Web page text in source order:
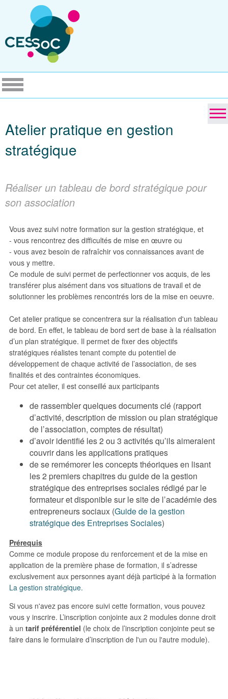
Atelier pratique en gestion
stratégique
Réaliser un tableau de bord stratégique pour
son association
Vous avez suivi notre formation sur la gestion stratégique, et
- vous rencontrez des difficultés de mise en œuvre ou
- vous avez besoin de rafraîchir vos connaissances avant de
vous y mettre.
Ce module de suivi permet de perfectionner vos acquis, de les
transférer plus aisément dans vos situations de travail et de
solutionner les problèmes rencontrés lors de la mise en oeuvre.
Cet atelier pratique se concentrera sur la réalisation d'un tableau
de bord. En effet, le tableau de bord sert de base à la réalisation
d’un plan stratégique. Il permet de fixer des objectifs
stratégiques réalistes tenant compte du potentiel de
développement de chaque activité de l’association, de ses
finalités et des contraintes économiques.
Pour cet atelier, il est conseillé aux participants
de rassembler quelques documents clé (rapport
d’activité, description de mission ou plan stratégique
de l’association, comptes de résultat)
d’avoir identifié les 2 ou 3 activités qu’ils aimeraient
couvrir dans les applications pratiques
de se remémorer les concepts théoriques en lisant
les 2 premiers chapitres du guide de la gestion
stratégique des entreprises sociales rédigé par le
formateur et disponible sur le site de l’académie des
entrepreneurs sociaux (Guide de la gestion
stratégique des Entreprises Sociales)
Prérequis
Comme ce module propose du renforcement et de la mise en
application de la première phase de formation, il s’adresse
exclusivement aux personnes ayant déjà participé à la formation
La gestion stratégique.
Si vous n'avez pas encore suivi cette formation, vous pouvez
vous y inscrire. L’inscription conjointe aux 2 modules donne droit
à un tarif préférentiel (le choix de l’inscription conjointe peut se
faire dans le formulaire d’inscription de l'un ou l'autre module).